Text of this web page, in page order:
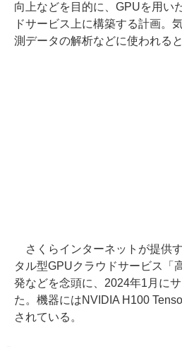
向上などを目的に、GPUを用い
ドサービス上に構築する計画。
測データの解析などに使われると
さくらインターネットが提供
タル型GPUクラウドサービス「
発などを念頭に、2024年1月に
た。機器にはNVIDIA H100
されている。